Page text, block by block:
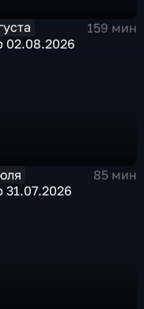
159 мин
02.08.2026
85 мин
31.07.2026